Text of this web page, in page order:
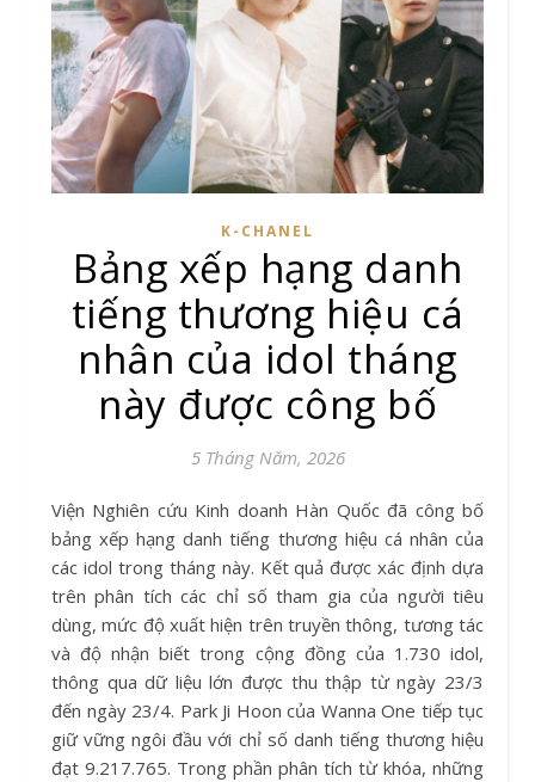
K-CHANEL
Bảng xếp hạng danh
tiếng thương hiệu cá
nhân của idol tháng
này được công bố
5 Tháng Năm, 2026
Viện Nghiên cứu Kinh doanh Hàn Quốc đã công bố
bảng xếp hạng danh tiếng thương hiệu cá nhân của
các idol trong tháng này. Kết quả được xác định dựa
trên phân tích các chỉ số tham gia của người tiêu
dùng, mức độ xuất hiện trên truyền thông, tương tác
và độ nhận biết trong cộng đồng của 1.730 idol,
thông qua dữ liệu lớn được thu thập từ ngày 23/3
đến ngày 23/4. Park Ji Hoon của Wanna One tiếp tục
giữ vững ngôi đầu với chỉ số danh tiếng thương hiệu
đạt 9.217.765. Trong phần phân tích từ khóa, những